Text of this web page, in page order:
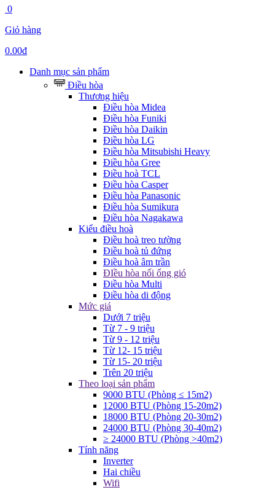
0
Giỏ hàng
0.00đ
Danh mục sản phẩm
Điều hòa
Thương hiệu
Điều hòa Midea
Điều hòa Funiki
Điều hòa Daikin
Điều hòa LG
Điều hòa Mitsubishi Heavy
Điều hòa Gree
Điều hoà TCL
Điều hòa Casper
Điều hòa Panasonic
Điều hòa Sumikura
Điều hòa Nagakawa
Kiểu điều hoà
Điều hoà treo tường
Điều hoà tủ đứng
Điều hoà âm trần
ĐIều hòa nối ống gió
Điều hòa Multi
Điều hòa di động
Mức giá
Dưới 7 triệu
Từ 7 - 9 triệu
Từ 9 - 12 triệu
Từ 12- 15 triệu
Từ 15- 20 triệu
Trên 20 triệu
Theo loại sản phẩm
9000 BTU (Phòng ≤ 15m2)
12000 BTU (Phòng 15-20m2)
18000 BTU (Phòng 20-30m2)
24000 BTU (Phòng 30-40m2)
≥ 24000 BTU (Phòng >40m2)
Tính năng
Inverter
Hai chiều
Wifi